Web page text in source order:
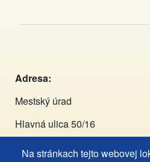
Na stránkach tejto webovej
Adresa:
Mestský úrad
Hlavná ulica 50/16
929 01 Dunajská Streda